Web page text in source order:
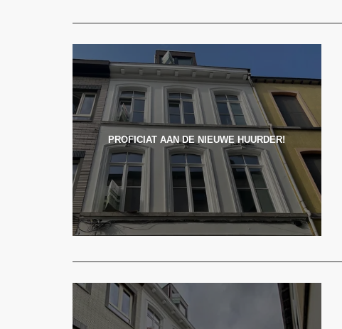
PROFICIAT AAN DE NIEUWE HUURDER!